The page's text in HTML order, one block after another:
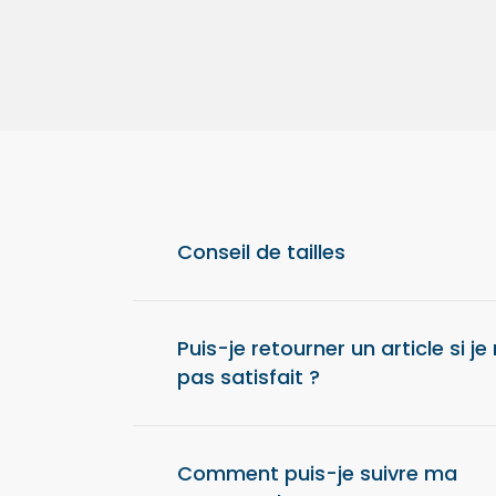
Conseil de tailles
taille au-dessus de votre taille habituelle.
Puis-je retourner un article si je
pas satisfait ?
commande pour retourner un article et
Comment puis-je suivre ma